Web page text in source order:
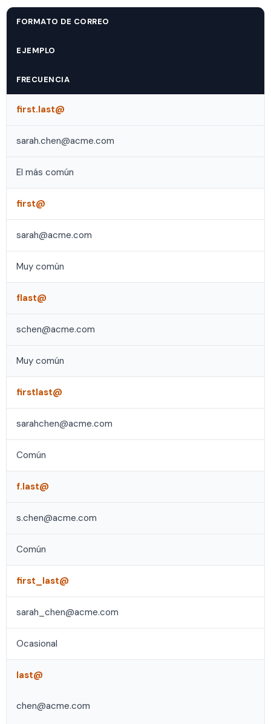
FORMATO DE CORREO
EJEMPLO
FRECUENCIA
first.last@
sarah.chen@acme.com
El más común
first@
sarah@acme.com
Muy común
flast@
schen@acme.com
Muy común
firstlast@
sarahchen@acme.com
Común
f.last@
s.chen@acme.com
Común
first_last@
sarah_chen@acme.com
Ocasional
last@
chen@acme.com